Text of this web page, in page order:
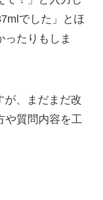
でした」とほ
ったりもしま
が、まだまだ改
や質問内容を工